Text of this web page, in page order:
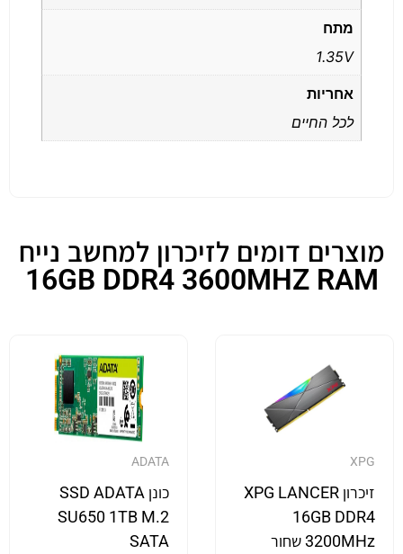
מתח
1.35V
אחריות
לכל החיים
מוצרים דומים לזיכרון למחשב נייח
16GB DDR4 3600MHZ RAM
XPG
זיכרון XPG LANCER
16GB DDR4
3200MHz שחור
ADATA
כונן SSD ADATA
SU650 1TB M.2
SATA